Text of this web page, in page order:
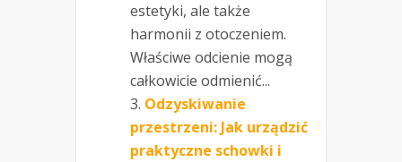
estetyki, ale także
harmonii z otoczeniem.
Właściwe odcienie mogą
całkowicie odmienić...
Odzyskiwanie
przestrzeni: Jak urządzić
praktyczne schowki i